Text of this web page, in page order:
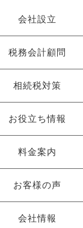
会社設立
税務会計顧問
相続税対策
お役立ち情報
料金案内
お客様の声
会社情報